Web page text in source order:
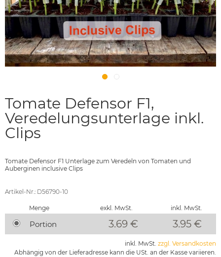
Tomate Defensor F1,
Veredelungsunterlage inkl.
Clips
Tomate Defensor F1 Unterlage zum Veredeln von Tomaten und
Auberginen inclusive Clips
Artikel-Nr.: D56790-10
Menge exkl. MwSt. inkl. MwSt.
Portion 3.69 € 3.95 €
inkl. MwSt. zzgl. Versandkosten
Abhängig von der Lieferadresse kann die USt. an der Kasse variieren.